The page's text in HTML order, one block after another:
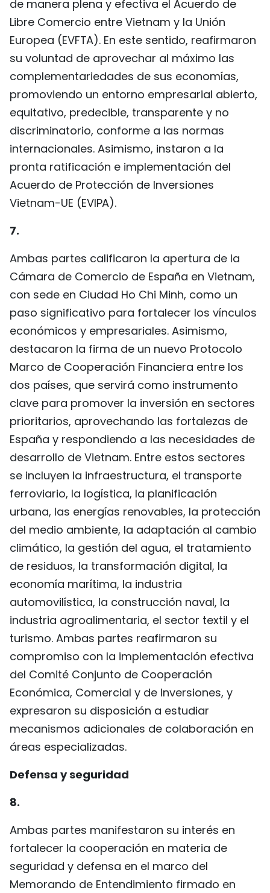
de manera plena y efectiva el Acuerdo de
Libre Comercio entre Vietnam y la Unión
Europea (EVFTA). En este sentido, reafirmaron
su voluntad de aprovechar al máximo las
complementariedades de sus economías,
promoviendo un entorno empresarial abierto,
equitativo, predecible, transparente y no
discriminatorio, conforme a las normas
internacionales. Asimismo, instaron a la
pronta ratificación e implementación del
Acuerdo de Protección de Inversiones
Vietnam-UE (EVIPA).
7.
Ambas partes calificaron la apertura de la
Cámara de Comercio de España en Vietnam,
con sede en Ciudad Ho Chi Minh, como un
paso significativo para fortalecer los vínculos
económicos y empresariales. Asimismo,
destacaron la firma de un nuevo Protocolo
Marco de Cooperación Financiera entre los
dos países, que servirá como instrumento
clave para promover la inversión en sectores
prioritarios, aprovechando las fortalezas de
España y respondiendo a las necesidades de
desarrollo de Vietnam. Entre estos sectores
se incluyen la infraestructura, el transporte
ferroviario, la logística, la planificación
urbana, las energías renovables, la protección
del medio ambiente, la adaptación al cambio
climático, la gestión del agua, el tratamiento
de residuos, la transformación digital, la
economía marítima, la industria
automovilística, la construcción naval, la
industria agroalimentaria, el sector textil y el
turismo. Ambas partes reafirmaron su
compromiso con la implementación efectiva
del Comité Conjunto de Cooperación
Económica, Comercial y de Inversiones, y
expresaron su disposición a estudiar
mecanismos adicionales de colaboración en
áreas especializadas.
Defensa y seguridad
8.
Ambas partes manifestaron su interés en
fortalecer la cooperación en materia de
seguridad y defensa en el marco del
Memorando de Entendimiento firmado en